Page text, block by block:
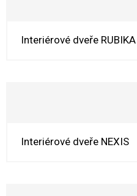
Interiérové dveře RUBIKA
Interiérové dveře NEXIS